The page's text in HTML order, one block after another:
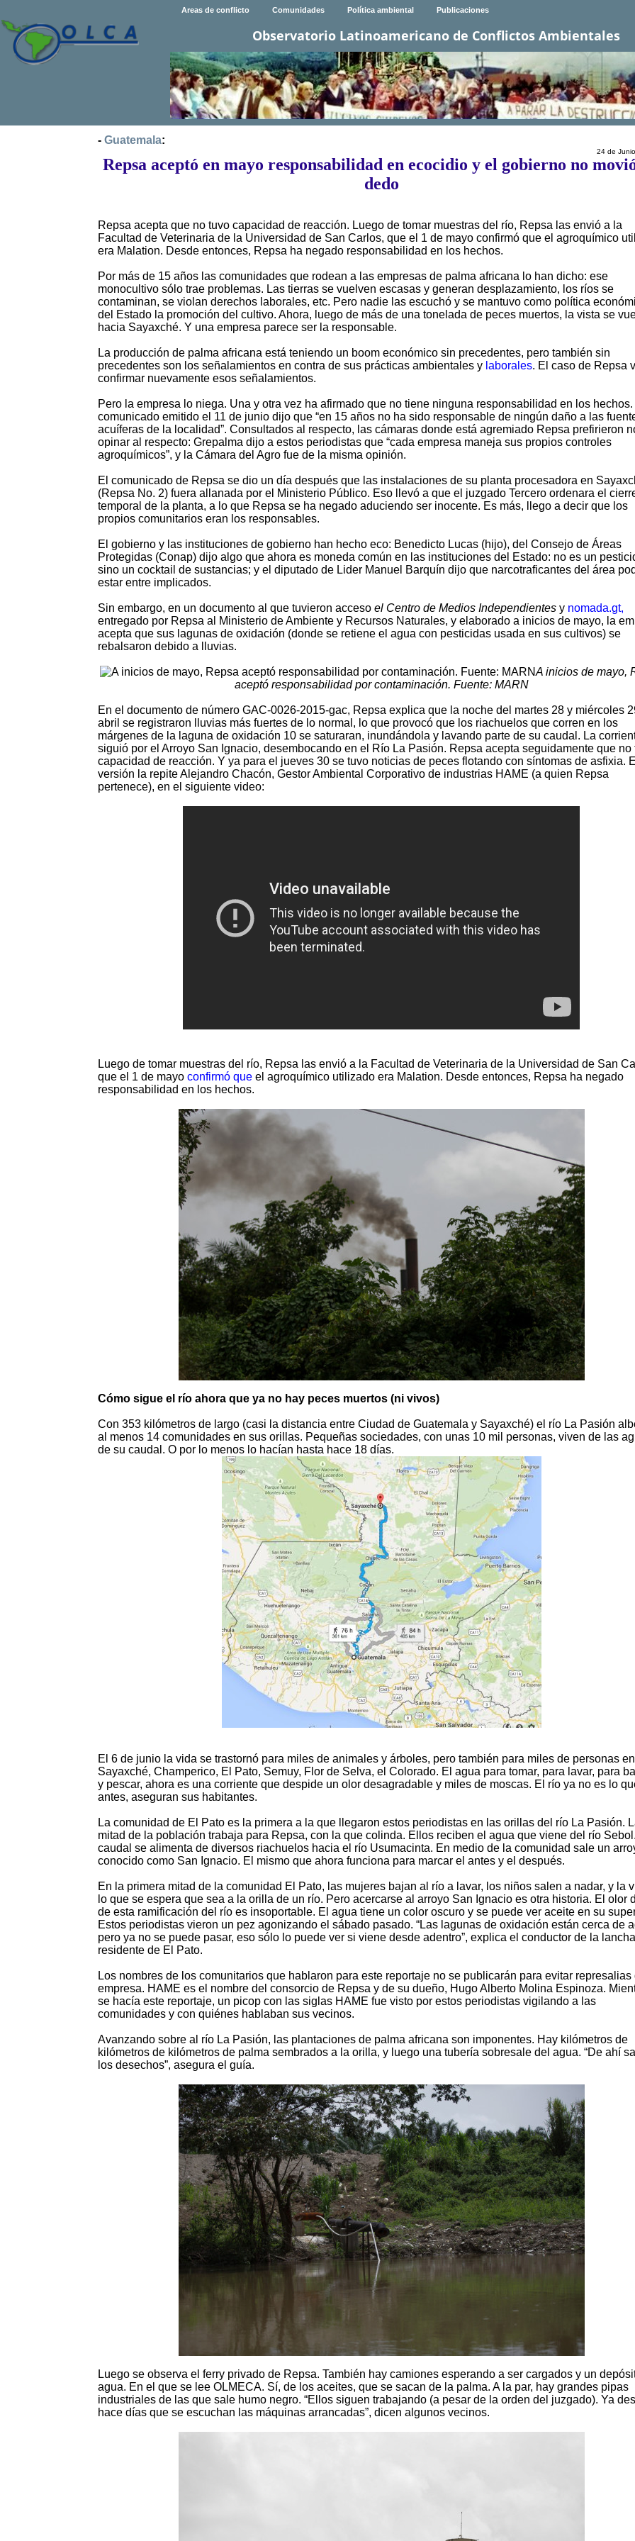
Areas de conflicto Comunidades Política ambiental Publicaciones
Observatorio Latinoamericano de Conflictos Ambientales
- Guatemala:
24 de
Repsa aceptó en mayo responsabilidad en ecocidio y el gobierno no
dedo
Repsa acepta que no tuvo capacidad de reacción. Luego de tomar muestras del río, Repsa las envió a la
Facultad de Veterinaria de la Universidad de San Carlos, que el 1 de mayo confirmó que el agroquímico
era Malation. Desde entonces, Repsa ha negado responsabilidad en los hechos.
Por más de 15 años las comunidades que rodean a las empresas de palma africana lo han dicho: ese
monocultivo sólo trae problemas. Las tierras se vuelven escasas y generan desplazamiento, los ríos se
contaminan, se violan derechos laborales, etc. Pero nadie las escuchó y se mantuvo como política
del Estado la promoción del cultivo. Ahora, luego de más de una tonelada de peces muertos, la vista se
hacia Sayaxché. Y una empresa parece ser la responsable.
La producción de palma africana está teniendo un boom económico sin precedentes, pero también sin
precedentes son los señalamientos en contra de sus prácticas ambientales y laborales. El caso de Repsa
confirmar nuevamente esos señalamientos.
Pero la empresa lo niega. Una y otra vez ha afirmado que no tiene ninguna responsabilidad en los hechos.
comunicado emitido el 11 de junio dijo que “en 15 años no ha sido responsable de ningún daño a las
acuíferas de la localidad”. Consultados al respecto, las cámaras donde está agremiado Repsa prefirieron
opinar al respecto: Grepalma dijo a estos periodistas que “cada empresa maneja sus propios controles
agroquímicos”, y la Cámara del Agro fue de la misma opinión.
El comunicado de Repsa se dio un día después que las instalaciones de su planta procesadora en
(Repsa No. 2) fuera allanada por el Ministerio Público. Eso llevó a que el juzgado Tercero ordenara el
temporal de la planta, a lo que Repsa se ha negado aduciendo ser inocente. Es más, llego a decir que los
propios comunitarios eran los responsables.
El gobierno y las instituciones de gobierno han hecho eco: Benedicto Lucas (hijo), del Consejo de Áreas
Protegidas (Conap) dijo algo que ahora es moneda común en las instituciones del Estado: no es un
sino un cocktail de sustancias; y el diputado de Lider Manuel Barquín dijo que narcotraficantes del área
estar entre implicados.
Sin embargo, en un documento al que tuvieron acceso el Centro de Medios Independientes y nomada.gt,
entregado por Repsa al Ministerio de Ambiente y Recursos Naturales, y elaborado a inicios de mayo, la
acepta que sus lagunas de oxidación (donde se retiene el agua con pesticidas usada en sus cultivos) se
rebalsaron debido a lluvias.
A inicios de mayo,
aceptó responsabilidad por contaminación. Fuente: MARN
En el documento de número GAC-0026-2015-gac, Repsa explica que la noche del martes 28 y miércoles
abril se registraron lluvias más fuertes de lo normal, lo que provocó que los riachuelos que corren en los
márgenes de la laguna de oxidación 10 se saturaran, inundándola y lavando parte de su caudal. La
siguió por el Arroyo San Ignacio, desembocando en el Río La Pasión. Repsa acepta seguidamente que no
capacidad de reacción. Y ya para el jueves 30 se tuvo noticias de peces flotando con síntomas de asfixia.
versión la repite Alejandro Chacón, Gestor Ambiental Corporativo de industrias HAME (a quien Repsa
pertenece), en el siguiente video:
Luego de tomar muestras del río, Repsa las envió a la Facultad de Veterinaria de la Universidad de San
que el 1 de mayo confirmó que el agroquímico utilizado era Malation. Desde entonces, Repsa ha negado
responsabilidad en los hechos.
Cómo sigue el río ahora que ya no hay peces muertos (ni vivos)
Con 353 kilómetros de largo (casi la distancia entre Ciudad de Guatemala y Sayaxché) el río La Pasión
al menos 14 comunidades en sus orillas. Pequeñas sociedades, con unas 10 mil personas, viven de las
de su caudal. O por lo menos lo hacían hasta hace 18 días.
El 6 de junio la vida se trastornó para miles de animales y árboles, pero también para miles de personas en
Sayaxché, Champerico, El Pato, Semuy, Flor de Selva, el Colorado. El agua para tomar, para lavar, para
y pescar, ahora es una corriente que despide un olor desagradable y miles de moscas. El río ya no es lo
antes, aseguran sus habitantes.
La comunidad de El Pato es la primera a la que llegaron estos periodistas en las orillas del río La Pasión.
mitad de la población trabaja para Repsa, con la que colinda. Ellos reciben el agua que viene del río
caudal se alimenta de diversos riachuelos hacia el río Usumacinta. En medio de la comunidad sale un
conocido como San Ignacio. El mismo que ahora funciona para marcar el antes y el después.
En la primera mitad de la comunidad El Pato, las mujeres bajan al río a lavar, los niños salen a nadar, y la
lo que se espera que sea a la orilla de un río. Pero acercarse al arroyo San Ignacio es otra historia. El olor
de esta ramificación del río es insoportable. El agua tiene un color oscuro y se puede ver aceite en su
Estos periodistas vieron un pez agonizando el sábado pasado. “Las lagunas de oxidación están cerca de
pero ya no se puede pasar, eso sólo lo puede ver si viene desde adentro”, explica el conductor de la
residente de El Pato.
Los nombres de los comunitarios que hablaron para este reportaje no se publicarán para evitar represalias
empresa. HAME es el nombre del consorcio de Repsa y de su dueño, Hugo Alberto Molina Espinoza.
se hacía este reportaje, un picop con las siglas HAME fue visto por estos periodistas vigilando a las
comunidades y con quiénes hablaban sus vecinos.
Avanzando sobre al río La Pasión, las plantaciones de palma africana son imponentes. Hay kilómetros de
kilómetros de kilómetros de palma sembrados a la orilla, y luego una tubería sobresale del agua. “De ahí
los desechos”, asegura el guía.
Luego se observa el ferry privado de Repsa. También hay camiones esperando a ser cargados y un
agua. En el que se lee OLMECA. Sí, de los aceites, que se sacan de la palma. A la par, hay grandes pipas
industriales de las que sale humo negro. “Ellos siguen trabajando (a pesar de la orden del juzgado). Ya
hace días que se escuchan las máquinas arrancadas”, dicen algunos vecinos.